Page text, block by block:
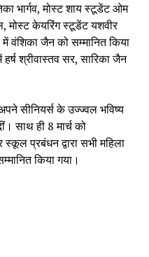
भार्गव, मोस्ट शाय स्टूडेंट ओम
मोस्ट केयरिंग स्टूडेंट यशवीर
जैन को सम्मानित किया
श्रीवास्तव सर, सारिका जैन
सीनियर्स के उज्ज्वल भविष्य
साथ ही 8 मार्च को
प्रबंधन द्वारा सभी महिला
किया गया।